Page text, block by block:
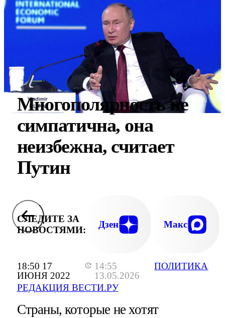
18:50 17
ИЮНЯ 2022
14:55
13.05.2026
РЕДАКЦИЯ ВЕСТИ.РУ
ПОЛИТИКА
Многополярность не
симпатична, она
неизбежна, считает
Путин
СЛЕДИТЕ ЗА
НОВОСТЯМИ:
Дзен Макс
Страны, которые не хотят